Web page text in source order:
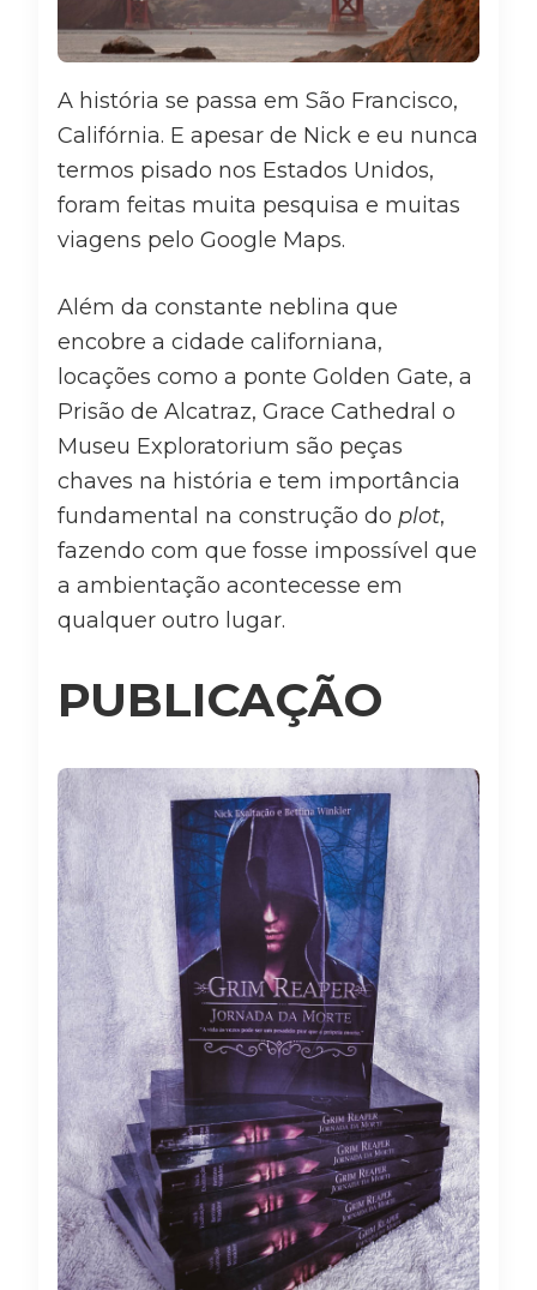
A história se passa em São Francisco,
Califórnia. E apesar de Nick e eu nunca
termos pisado nos Estados Unidos,
foram feitas muita pesquisa e muitas
viagens pelo Google Maps.
Além da constante neblina que
encobre a cidade californiana,
locações como a ponte Golden Gate, a
Prisão de Alcatraz, Grace Cathedral o
Museu Exploratorium são peças
chaves na história e tem importância
fundamental na construção do plot,
fazendo com que fosse impossível que
a ambientação acontecesse em
qualquer outro lugar.
PUBLICAÇÃO